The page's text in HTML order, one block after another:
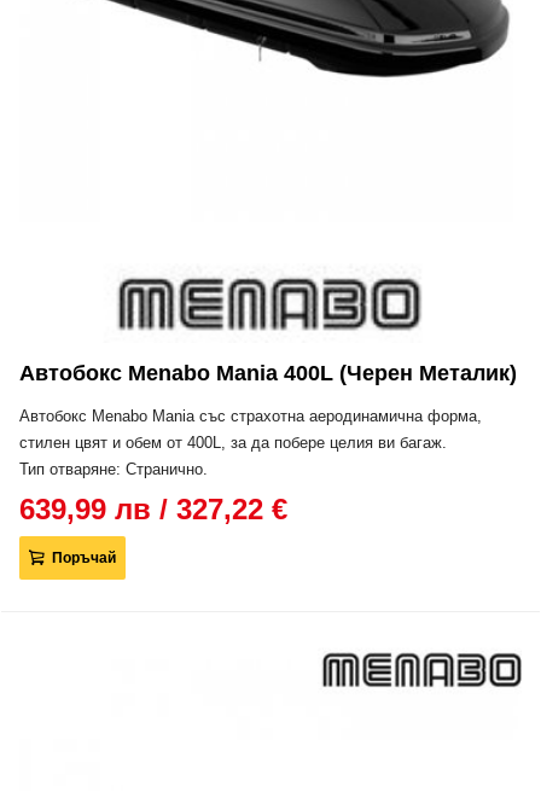
Автобокс Menabo Mania 400L (черен Металик)
Автобокс Menabo Mania със страхотна аеродинамична форма,
стилен цвят и обем от 400L, за да побере целия ви багаж.
Тип отваряне: Странично.
639,99 лв / 327,22 €
Поръчай